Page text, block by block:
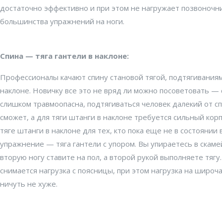
достаточно эффективно и при этом не нагружает
большинства упражнений на ноги.
Спина — тяга гантели в наклоне:
Профессионалы качают спину становой тягой,
наклоне. Новичку все это не вряд ли можно посоветовать —
слишком травмоопасна, подтягиваться человек далекий от
сможет, а для тяги штанги в наклоне требуется сильный
тяге штанги в наклоне для тех, кто пока еще не в состоянии
упражнение — тяга гантели с упором. Вы упираетесь в
вторую ногу ставите на пол, а второй рукой выполняете
снимается нагрузка с поясницы, при этом нагрузка на
ничуть не хуже.